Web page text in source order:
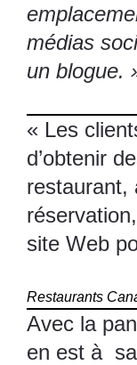
médias
un blogue.
« Les
d’obtenir
restaurant,
site Web
Restaurants
Avec la
en est à